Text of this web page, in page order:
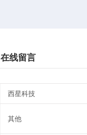
在线留言
西星科技
其他